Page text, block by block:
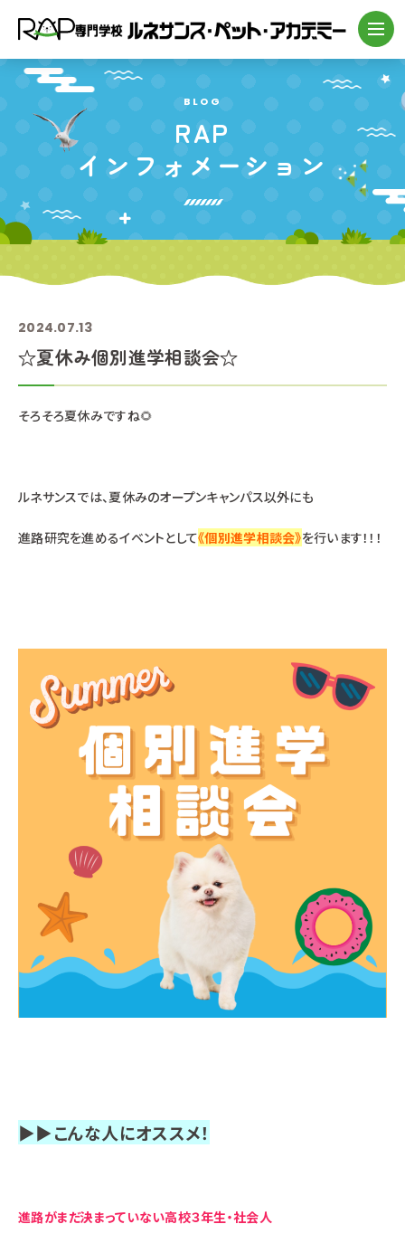
BLOG
RAP
インフォメーション
2024.07.13
☆夏休み個別進学相談会☆
そろそろ夏休みですね🌻
ルネサンスでは、夏休みのオープンキャンパス以外にも
進路研究を進めるイベントとして《個別進学相談会》を行います！！！
▶▶こんな人にオススメ！
進路がまだ決まっていない高校３年生・社会人